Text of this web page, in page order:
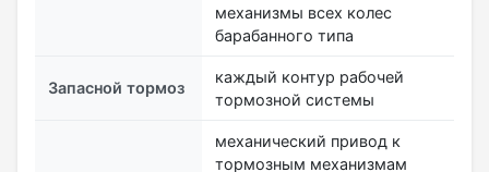
механизмы всех колес
барабанного типа
Запасной тормоз
каждый контур рабочей
тормозной системы
механический привод к
тормозным механизмам